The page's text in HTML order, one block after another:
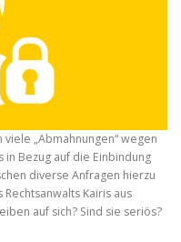
„Abmahnungen“ wegen
Bezug auf die Einbindung
diverse Anfragen hierzu
Kairis aus
auf sich? Sind sie seriös?